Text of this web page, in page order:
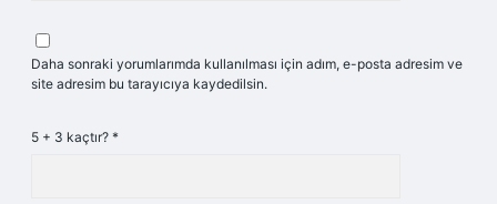
Daha sonraki yorumlarımda kullanılması için adım, e-posta adresim ve
site adresim bu tarayıcıya kaydedilsin.
5 + 3 kaçtır? *